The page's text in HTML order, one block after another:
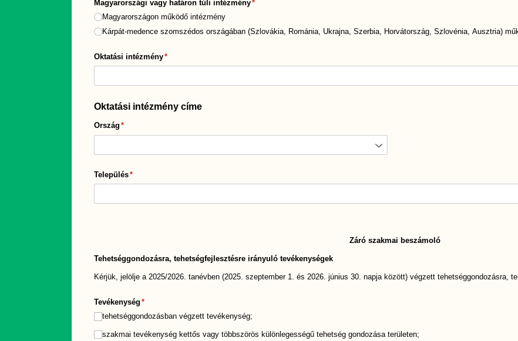
Magyarországi vagy határon túli intézmény*
(megadása kötelező)
Magyarországon működő intézmény
Kárpát-medence szomszédos országában (Szlovákia, Románia, Ukrajna, Szerbia, Horvátország, Szlovénia, Ausztria)
Oktatási intézmény*
(megadása kötelező)
Oktatási intézmény címe
Ország *
(megadása kötelező)
Település*
(megadása kötelező)
Záró szakmai beszámoló
Tehetséggondozásra, tehetségfejlesztésre irányuló tevékenységek
Kérjük, jelölje a 2025/2026. tanévben (2025. szeptember 1. és 2026. június 30. napja között) végzett tehetséggondozásra,
Tevékenység *
(megadása kötelező)
tehetséggondozásban végzett tevékenység;
szakmai tevékenység kettős vagy többszörös különlegességű tehetség gondozása területen;